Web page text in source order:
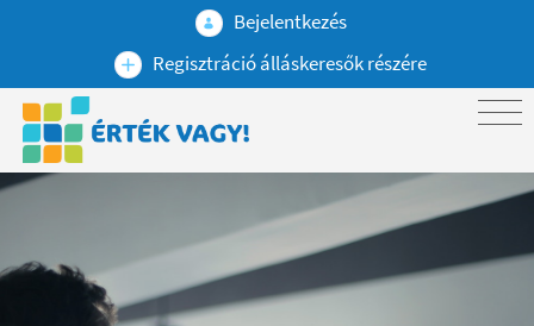
Bejelentkezés
Regisztráció álláskeresők részére